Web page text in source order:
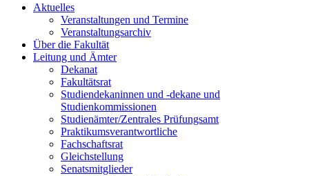
Aktuelles
Veranstaltungen und Termine
Veranstaltungsarchiv
Über die Fakultät
Leitung und Ämter
Dekanat
Fakultätsrat
Studiendekaninnen und -dekane und
Studienkommissionen
Studienämter/Zentrales Prüfungsamt
Praktikumsverantwortliche
Fachschaftsrat
Gleichstellung
Senatsmitglieder